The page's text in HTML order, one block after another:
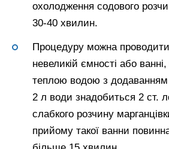
охолодження содового
30-40 хвилин.
Процедуру можна
невеликій ємності або
теплою водою з додаванням
2 л води знадобиться 2 ст.
слабкого розчину
прийому такої ванни